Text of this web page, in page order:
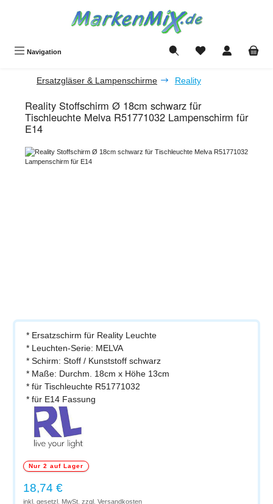
Navigation Du hast 0 Produkte
Ersatzgläser & Lampenschirme Reality
Reality Stoffschirm Ø 18cm schwarz für
Tischleuchte Melva R51771032 Lampenschirm für
E14
Bildergalerie überspringen
* Ersatzschirm für Reality Leuchte
* Leuchten-Serie: MELVA
* Schirm: Stoff / Kunststoff schwarz
* Maße: Durchm. 18cm x Höhe 13cm
* für Tischleuchte R51771032
* für E14 Fassung
Nur 2 auf Lager
Regulärer Preis:
18,74 €
inkl. gesetzl. MwSt. zzgl. Versandkosten